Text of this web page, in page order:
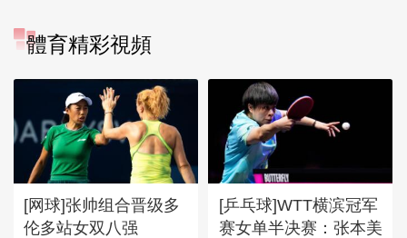
體育精彩視頻
[网球]张帅组合晋级多
伦多站女双八强
[乒乓球]WTT横滨冠军
赛女单半决赛：张本美